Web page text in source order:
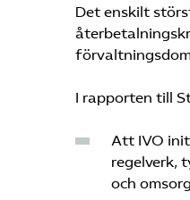
Det enskilt
I rapporten till
Att IVO
regelverk,
och